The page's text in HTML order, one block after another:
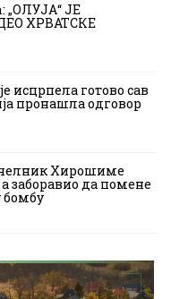
ЈЕ
ХРВАТСКЕ
исцрпела готово сав
пронашла одговор
Хирошиме
заборавио да помене
бомбу